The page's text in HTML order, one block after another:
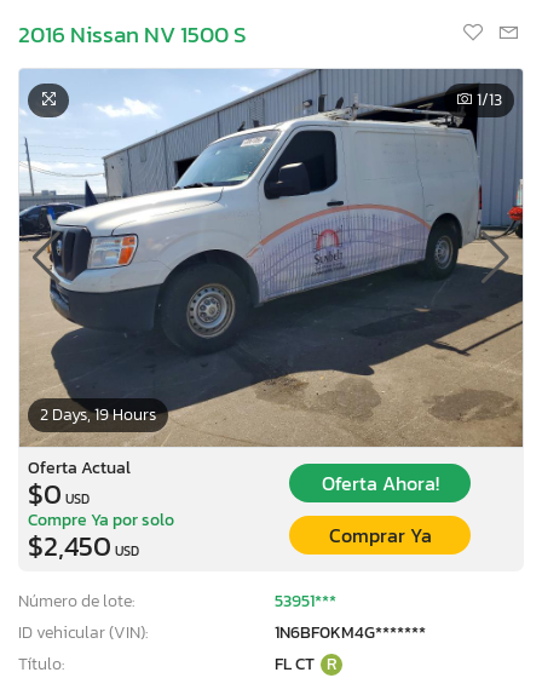
2016 Nissan NV 1500 S
2 Days, 19 Hours
1/13
Oferta Actual
$0 USD
Oferta Ahora!
Compre Ya por solo
$2,450 USD
Comprar Ya
Número de lote:
53951***
ID vehicular (VIN):
1N6BF0KM4G*******
Título:
FL CT R